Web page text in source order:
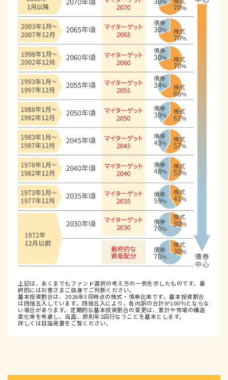
上記は、あくまでもファンド選択の考え方の一例を示したものです。最
終的にはお客さまご自身でご判断ください。
基本投資割合は、2026年3月時点の株式・債券比率です。基本投資割合
は四捨五入しています。四捨五入により、各内訳の合計が100％とならな
い場合があります。定期的な基本投資割合の変更は、家計や市場の構造
変化等を考慮し、当面、原則年1回行なうことを基本とします。
詳しくは目論見書をご覧ください。